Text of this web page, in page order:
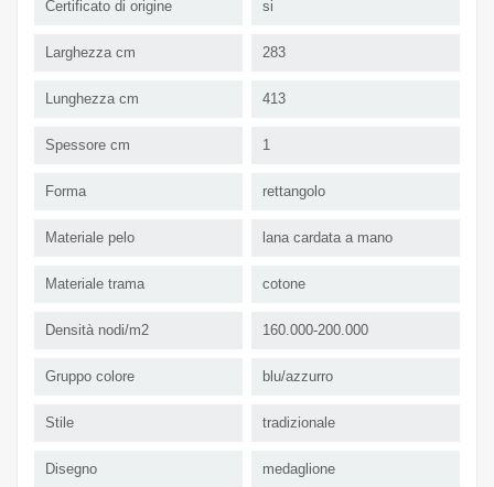
Certificato di origine si
Larghezza cm 283
Lunghezza cm 413
Spessore cm 1
Forma rettangolo
Materiale pelo lana cardata a mano
Materiale trama cotone
Densità nodi/m2 160.000-200.000
Gruppo colore blu/azzurro
Stile tradizionale
Disegno medaglione